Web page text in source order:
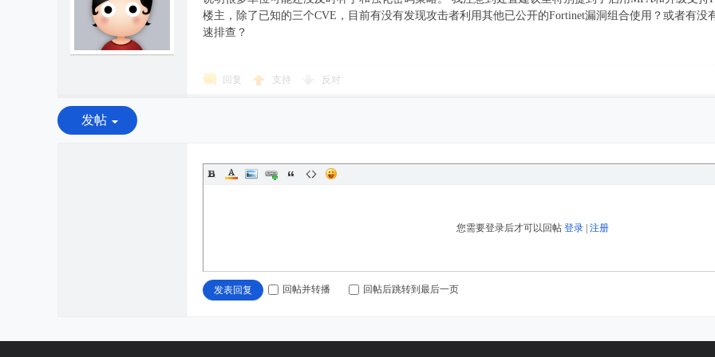
楼主，除了已知的三个CVE，目前有没有发现攻击者利用其他已公开的Fortinet漏洞组合使用？或者有
速排查？
回复 支持 反对
发帖
您需要登录后才可以回帖 登录 注册
发表回复 回帖并转播 回帖后跳转到最后一页